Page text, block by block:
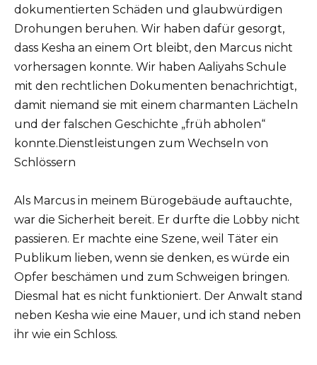
dokumentierten Schäden und glaubwürdigen
Drohungen beruhen. Wir haben dafür gesorgt,
dass Kesha an einem Ort bleibt, den Marcus nicht
vorhersagen konnte. Wir haben Aaliyahs Schule
mit den rechtlichen Dokumenten benachrichtigt,
damit niemand sie mit einem charmanten Lächeln
und der falschen Geschichte „früh abholen“
konnte.Dienstleistungen zum Wechseln von
Schlössern
Als Marcus in meinem Bürogebäude auftauchte,
war die Sicherheit bereit. Er durfte die Lobby nicht
passieren. Er machte eine Szene, weil Täter ein
Publikum lieben, wenn sie denken, es würde ein
Opfer beschämen und zum Schweigen bringen.
Diesmal hat es nicht funktioniert. Der Anwalt stand
neben Kesha wie eine Mauer, und ich stand neben
ihr wie ein Schloss.